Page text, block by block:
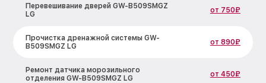
Перевешивание дверей GW-B509SMGZ
LG
от 750₽
Прочистка дренажной системы GW-
B509SMGZ LG
от 890₽
Ремонт датчика морозильного
отделения GW-B509SMGZ LG
от 450₽